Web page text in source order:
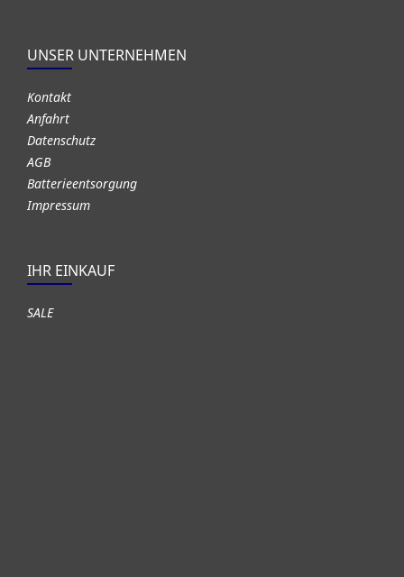
UNSER UNTERNEHMEN
Kontakt
Anfahrt
Datenschutz
AGB
Batterieentsorgung
Impressum
IHR EINKAUF
SALE